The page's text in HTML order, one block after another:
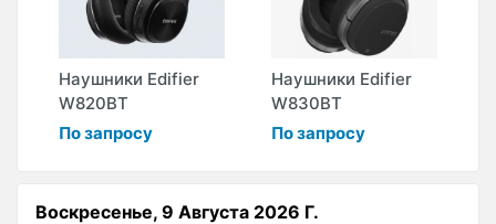
Наушники Edifier
W820BT
По запросу
Наушники Edifier
W830BT
По запросу
Воскресенье, 9 Августа 2026 Г.